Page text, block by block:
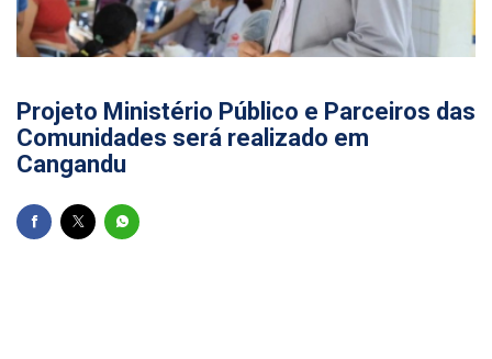
Projeto Ministério Público e Parceiros das
Comunidades será realizado em
Cangandu